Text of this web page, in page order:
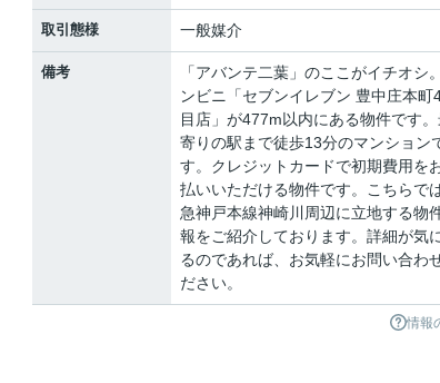
取引態様 一般媒介
備考
「アバンテ二葉」のここがイチオシ
ンビニ「セブンイレブン 豊中庄本町
目店」が477m以内にある物件です
寄りの駅まで徒歩13分のマンション
す。クレジットカードで初期費用を
払いいただける物件です。こちらで
急神戸本線神崎川周辺に立地する物
報をご紹介しております。詳細が気
るのであれば、お気軽にお問い合わ
ださい。
情報